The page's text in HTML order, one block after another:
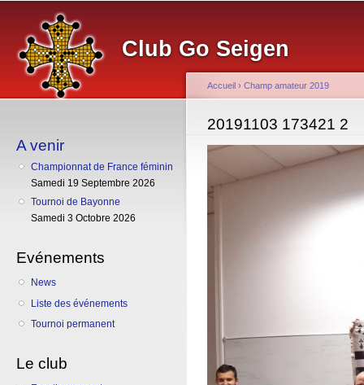
Club Go Seigen
A venir
Championnat de France féminin
Samedi 19 Septembre 2026
Tournoi de Bayonne
Samedi 3 Octobre 2026
Evénements
News
Liste des événements
Tournoi permanent
Le club
Vous êtes ici
Accueil › Champ amateur 2019
20191103 173421 2